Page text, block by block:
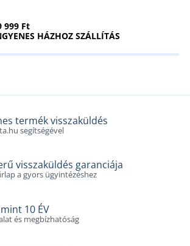
999 Ft
HÁZHOZ SZÁLLÍTÁS
termék visszaküldés
segítségével
visszaküldés garanciája
a gyors ügyintézéshez
10 ÉV
és megbízhatóság